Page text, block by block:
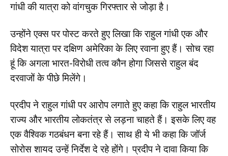
गांधी की यात्रा को वांगचुक गिरफ्तार से जोड़ा है।
उन्होंने एक्स पर पोस्ट करते हुए लिखा कि राहुल गांधी एक और
विदेश यात्रा पर दक्षिण अमेरिका के लिए रवाना हुए हैं। सोच रहा
हूं कि अगला भारत-विरोधी तत्व कौन होगा जिससे राहुल बंद
दरवाजों के पीछे मिलेंगे।
प्रदीप ने राहुल गांधी पर आरोप लगाते हुए कहा कि राहुल भारतीय
राज्य और भारतीय लोकतंत्र से लड़ना चाहते हैं। इसके लिए वह
एक वैश्विक गठबंधन बना रहे हैं। साथ ही ये भी कहा कि जॉर्ज
सोरोस शायद उन्हें निर्देश दे रहे होंगे। प्रदीप ने दावा किया कि